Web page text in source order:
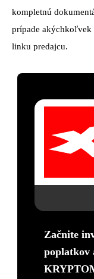
kompletnú
prípade akýchkoľvek
linku predajcu.
Začnite
poplatkov